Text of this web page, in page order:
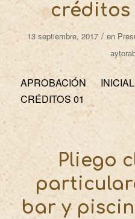
créditos
13 septiembre, 2017 / en
APROBACIÓN
CRÉDITOS 01
Pliego
bar y